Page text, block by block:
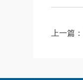
上一篇：